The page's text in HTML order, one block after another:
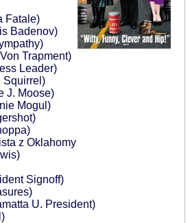
Fatale)
Badenov)
Trapment)
Leader)
Squirrel)
J. Moose)
Mogul)
z Oklahomy
Signoff)
U. President)